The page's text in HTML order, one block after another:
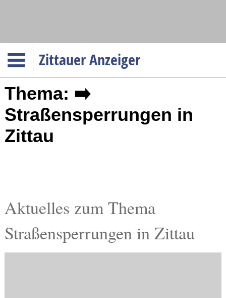
Zittauer Anzeiger
Menüpunkte
Startseite
Gesellschaft
Wirtschaft
Kultur
Termine
Thema: ➡️
Straßensperrungen in
Zittau
Aktuelles zum Thema
Straßensperrungen in Zittau